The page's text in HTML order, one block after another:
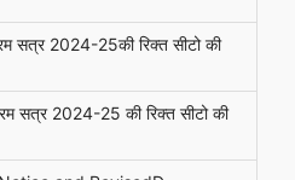
सत्र 2024-25की रिक्त सीटो की
सत्र 2024-25 की रिक्त सीटो की